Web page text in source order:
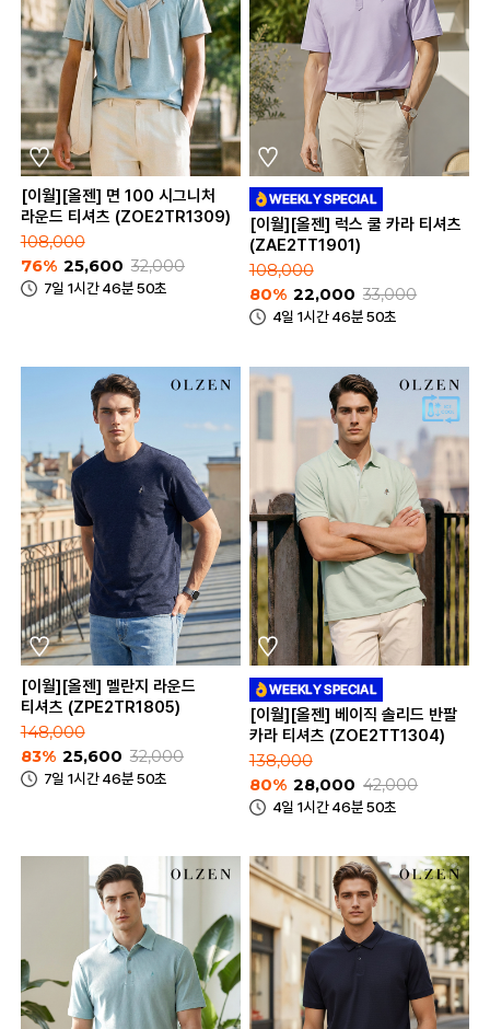
[이월][올젠] 면 100 시그니처
라운드 티셔츠 (ZOE2TR1309)
108,000
76% 25,600 32,000
7일 1시간 46분 50초
[이월][올젠] 럭스 쿨 카라 티셔츠
(ZAE2TT1901)
108,000
80% 22,000 33,000
4일 1시간 46분 50초
[이월][올젠] 멜란지 라운드
티셔츠 (ZPE2TR1805)
148,000
83% 25,600 32,000
7일 1시간 46분 50초
[이월][올젠] 베이직 솔리드 반팔
카라 티셔츠 (ZOE2TT1304)
138,000
80% 28,000 42,000
4일 1시간 46분 50초